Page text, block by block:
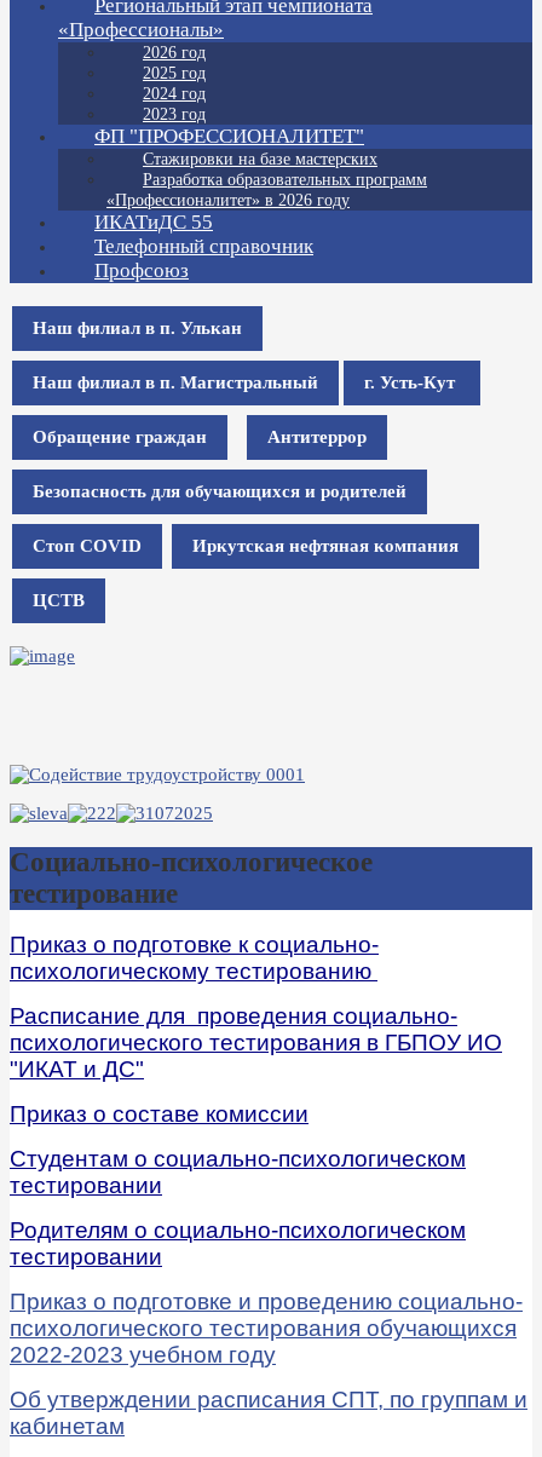
Региональный этап чемпионата
«Профессионалы»
2026 год
2025 год
2024 год
2023 год
ФП "ПРОФЕССИОНАЛИТЕТ"
Стажировки на базе мастерских
Разработка образовательных программ
«Профессионалитет» в 2026 году
ИКАТиДС 55
Телефонный справочник
Профсоюз
Наш филиал в п. Улькан
Наш филиал в п. Магистральный г. Усть-Кут
Обращение граждан Антитеррор
Безопасность для обучающихся и родителей
Стоп COVID Иркутская нефтяная компания
ЦСТВ
Социально-психологическое
тестирование
Приказ о подготовке к социально-
психологическому тестированию
Расписание для проведения социально-
психологического тестирования в ГБПОУ ИО
"ИКАТ и ДС"
Приказ о составе комиссии
Студентам о социально-психологическом
тестировании
Родителям о социально-психологическом
тестировании
Приказ о подготовке и проведению социально-
психологического тестирования обучающихся
2022-2023 учебном году
Об утверждении расписания СПТ, по группам и
кабинетам